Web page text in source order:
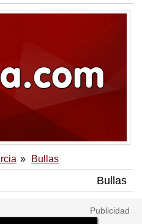
Bullas
Bullas